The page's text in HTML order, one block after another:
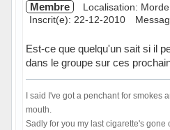
Membre
Localisation:
Inscrit(e): 22-12-2010
Est-ce que quelqu'un sait si il
dans le groupe sur ces
I said I've got a penchant for smokes
mouth.
Sadly for you my last cigarette's gone